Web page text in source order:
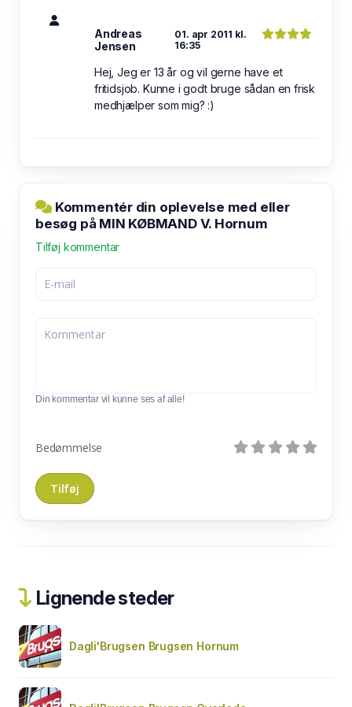
Andreas
Jensen
01. apr 2011 kl.
16:35
Hej, Jeg er 13 år og vil gerne have et
fritidsjob. Kunne i godt bruge sådan en frisk
medhjælper som mig? :)
Kommentér din oplevelse med eller
besøg på MIN KØBMAND V. Hornum
Tilføj kommentar
Din kommentar vil kunne ses af alle!
Bedømmelse
Lignende steder
Dagli'Brugsen Brugsen Hornum